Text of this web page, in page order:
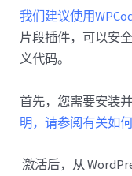
我们建议使用
片段插件，可以安
义代码。
首先，您需要安装
明，请参阅有关如
激活后，从